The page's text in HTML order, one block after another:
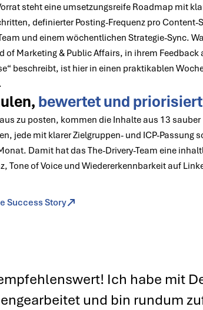
steht eine umsetzungsreife Roadmap mit
definierter Posting-Frequenz pro Content-
und einem wöchentlichen Strategie-Sync.
of Marketing & Public Affairs, in ihrem Feedback
beschreibt, ist hier in einen praktikablen
bewertet und priorisiert
zu posten, kommen die Inhalte aus 13 sauber
jede mit klarer Zielgruppen- und ICP-Passung
Damit hat das The-Drivery-Team eine
Tone of Voice und Wiedererkennbarkeit auf
Success Story
Ich habe mit
und bin rundum